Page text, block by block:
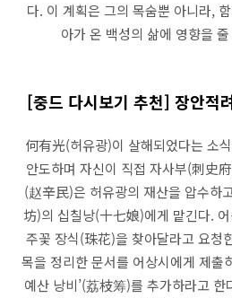
다. 이 계획은 그의 목숨뿐 아니라,
아가 온 백성의 삶에 영향을
[중드 다시보기 추천] 장안적
何有光(허유광)이 살해되었다는 소
안도하며 자신이 직접 자사부(刺史
(赵辛民)은 허유광의 재산을 압수하
坊)의 십칠낭(十七娘)에게 맡긴다.
주꽃 장식(珠花)을 찾아달라고 요청
목을 정리한 문서를 어상시에게 제출
예산 낭비’(荔枝筹)를 추가하라고 한